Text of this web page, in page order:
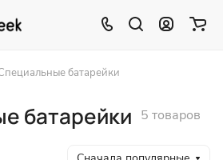
батарейки
батарейки 5 товаров